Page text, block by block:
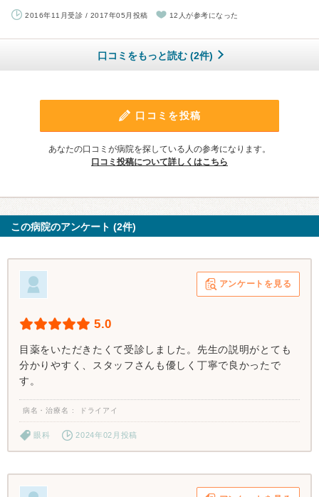
2016年11月受診 / 2017年05月投稿 12人が参考になった
口コミをもっと読む (2件)
口コミを投稿
あなたの口コミが病院を探している人の参考になります。
口コミ投稿について詳しくはこちら
この病院のアンケート (2件)
アンケートを見る
5.0
目薬をいただきたくて受診しました。先生の説明がとても
分かりやすく、スタッフさんも優しく丁寧で良かったで
す。
病名・治療名 ドライアイ
眼科 2024年02月投稿